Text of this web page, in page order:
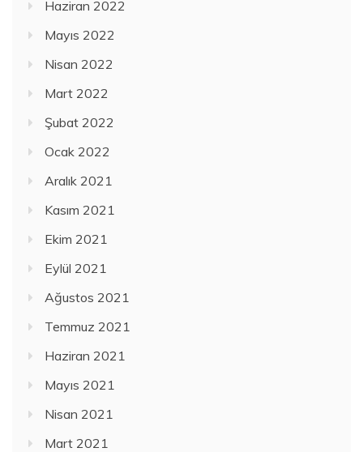
Haziran 2022
Mayıs 2022
Nisan 2022
Mart 2022
Şubat 2022
Ocak 2022
Aralık 2021
Kasım 2021
Ekim 2021
Eylül 2021
Ağustos 2021
Temmuz 2021
Haziran 2021
Mayıs 2021
Nisan 2021
Mart 2021